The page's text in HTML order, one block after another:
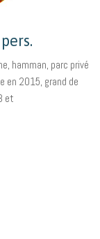
hamman, parc privé
en 2015, grand de
et